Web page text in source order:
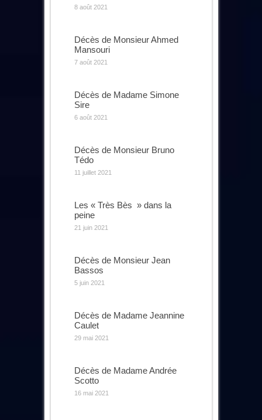
8 août 2021
Décès de Monsieur Ahmed
Mansouri
7 août 2021
Décès de Madame Simone
Sire
6 août 2021
Décès de Monsieur Bruno
Tédo
11 juillet 2021
Les « Très Bès » dans la
peine
21 juin 2021
Décès de Monsieur Jean
Bassos
5 juin 2021
Décès de Madame Jeannine
Caulet
29 mai 2021
Décès de Madame Andrée
Scotto
16 mai 2021